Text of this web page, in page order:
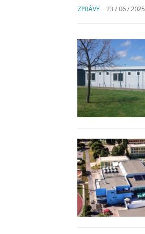
ZPRÁVY 23 / 06 / 2025